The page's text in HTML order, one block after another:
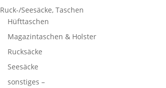
Ruck-/Seesäcke, Taschen
Hüfttaschen
Magazintaschen & Holster
Rucksäcke
Seesäcke
sonstiges –